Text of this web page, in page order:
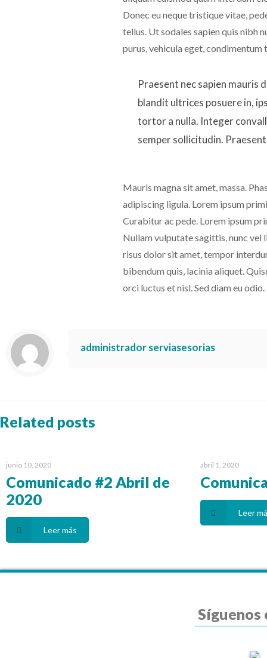
Donec eu neque tristique vitae,
tellus. Ut sodales sapien quis nibh
purus, vehicula eget,
Praesent nec sapien mauris
blandit ultrices posuere in,
tortor a nulla. Integer
semper sollicitudin.
Mauris magna sit amet, massa.
adipiscing ligula. Lorem ipsum
Curabitur ac pede. Lorem ipsum
Nullam vulputate sagittis, nunc vel
risus dolor sit amet, tempor
bibendum quis, lacinia aliquet.
orci luctus et nisl. Sed diam eu
administrador serviasesorias
Related posts
junio 10, 2020
Comunicado #2 Abril de
2020
Leer más
abril 1, 2020
Leer
Síguenos